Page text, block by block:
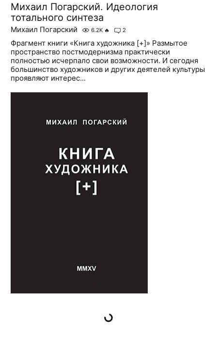
Михаил Погарский. Идеология
тотального синтеза
Михаил Погарский 6.2K 🔥 2
Фрагмент книги «Книга художника [+]» Размытое
пространство постмодернизма практически
полностью исчерпало свои возможности. И сегодня
большинство художников и других деятелей культуры
проявляют интерес...